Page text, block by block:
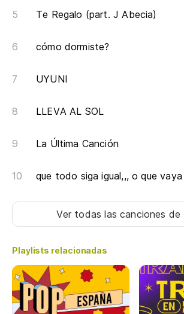
Te Regalo (part. J Abecia)
cómo dormiste?
UYUNI
LLEVA AL SOL
La Última Canción
que todo siga igual,,, o que
Ver todas las canciones de
Playlists relacionadas